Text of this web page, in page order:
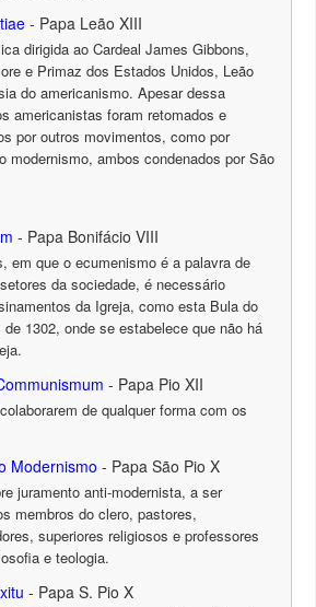
- Papa Leão XIII
dirigida ao Cardeal James Gibbons,
e Primaz dos Estados Unidos, Leão
do americanismo. Apesar dessa
americanistas foram retomados e
por outros movimentos, como por
modernismo, ambos condenados por São
- Papa Bonifácio VIII
em que o ecumenismo é a palavra de
da sociedade, é necessário
da Igreja, como esta Bula do
1302, onde se estabelece que não há
- Papa Pio XII
de qualquer forma com os
Modernismo - Papa São Pio X
juramento anti-modernista, a ser
membros do clero, pastores,
superiores religiosos e professores
e teologia.
- Papa S. Pio X